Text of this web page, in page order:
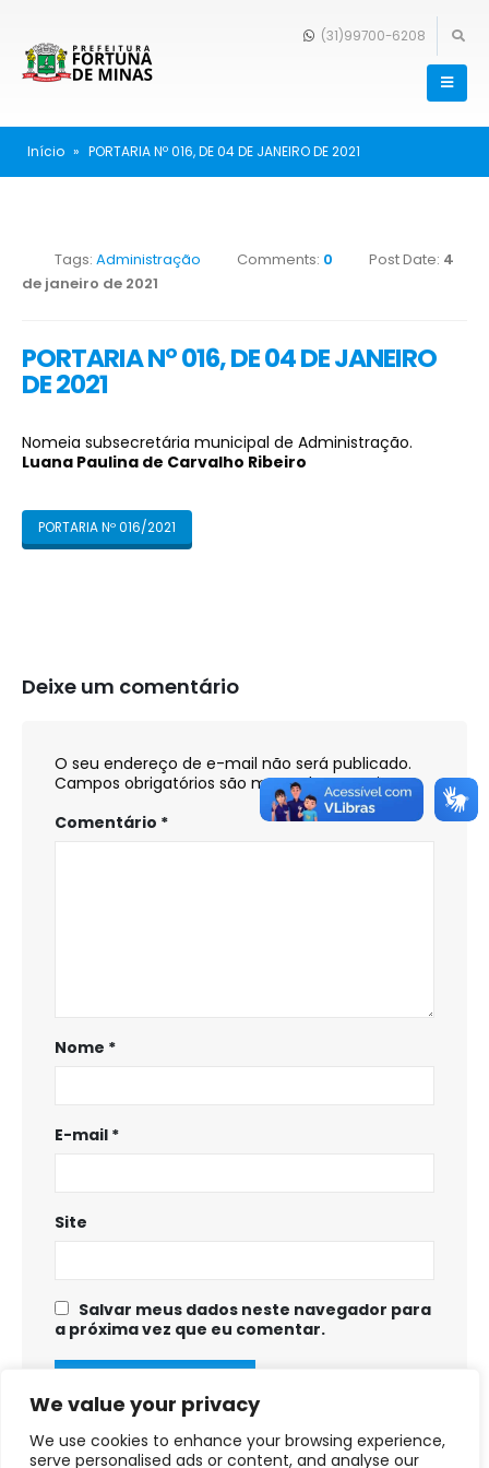
We value your privacy
We use cookies to enhance your browsing experience,
serve personalised ads or content, and analyse our
(31)99700-6208
Início » PORTARIA Nº 016, DE 04 DE JANEIRO DE 2021
Tags: Administração Comments: 0 Post Date: 4
de janeiro de 2021
PORTARIA Nº 016, DE 04 DE JANEIRO
DE 2021
Nomeia subsecretária municipal de Administração.
Luana Paulina de Carvalho Ribeiro
PORTARIA Nº 016/2021
Deixe um comentário
O seu endereço de e-mail não será publicado.
Campos obrigatórios são marcados com*
Comentário *
Nome *
E-mail *
Site
Salvar meus dados neste navegador para
a próxima vez que eu comentar.